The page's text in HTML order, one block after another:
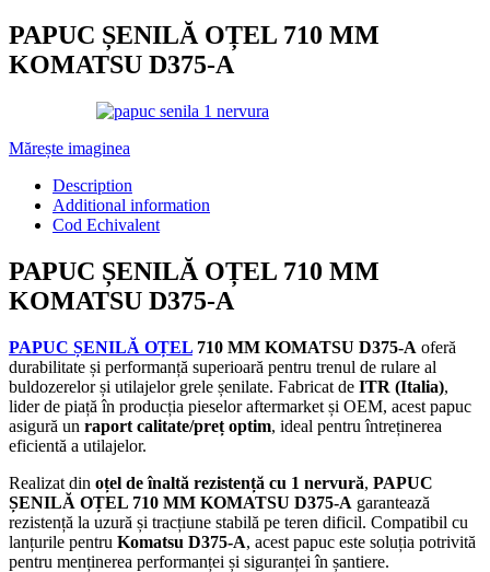
PAPUC ȘENILĂ OȚEL 710 MM
KOMATSU D375-A
Mărește imaginea
Description
Additional information
Cod Echivalent
PAPUC ȘENILĂ OȚEL 710 MM
KOMATSU D375-A
PAPUC ȘENILĂ OȚEL 710 MM KOMATSU D375-A oferă
durabilitate și performanță superioară pentru trenul de rulare al
buldozerelor și utilajelor grele șenilate. Fabricat de ITR (Italia),
lider de piață în producția pieselor aftermarket și OEM, acest papuc
asigură un raport calitate/preț optim, ideal pentru întreținerea
eficientă a utilajelor.
Realizat din oțel de înaltă rezistență cu 1 nervură, PAPUC
ȘENILĂ OȚEL 710 MM KOMATSU D375-A garantează
rezistență la uzură și tracțiune stabilă pe teren dificil. Compatibil cu
lanțurile pentru Komatsu D375-A, acest papuc este soluția potrivită
pentru menținerea performanței și siguranței în șantiere.